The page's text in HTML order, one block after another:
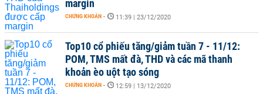
margin
CHỨNG KHOÁN - 11:39 | 23/12/2020
Top10 cổ phiếu tăng/giảm tuần 7 - 11/12:
POM, TMS mất đà, THD và các mã thanh
khoản èo uột tạo sóng
CHỨNG KHOÁN - 12:59 | 13/12/2020